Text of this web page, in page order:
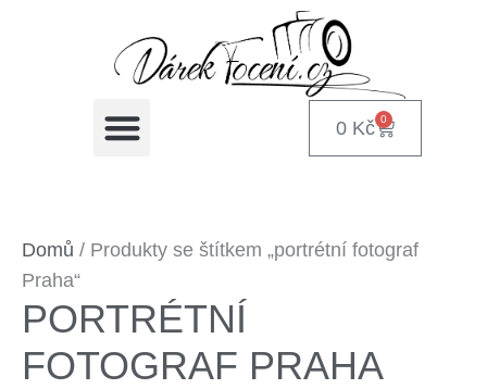
0 Kč 0
Cart
Domů / Produkty se štítkem „portrétní fotograf
Praha“
PORTRÉTNÍ
FOTOGRAF PRAHA